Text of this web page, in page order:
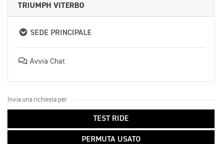
TRIUMPH VITERBO
SEDE PRINCIPALE
Avvia Chat
Invia una richiesta per
TEST RIDE
PERMUTA USATO